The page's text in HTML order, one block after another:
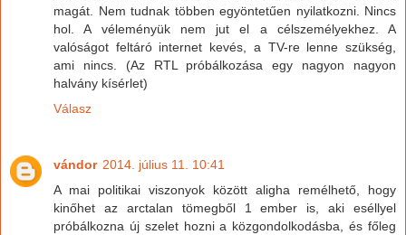
magát. Nem tudnak többen egyöntetűen nyilatkozni. Nincs
hol. A véleményük nem jut el a célszemélyekhez. A
valóságot feltáró internet kevés, a TV-re lenne szükség,
ami nincs. (Az RTL próbálkozása egy nagyon nagyon
halvány kísérlet)
Válasz
vándor 2014. július 11. 10:41
A mai politikai viszonyok között aligha remélhető, hogy
kinőhet az arctalan tömegből 1 ember is, aki eséllyel
próbálkozna új szelet hozni a közgondolkodásba, és főleg